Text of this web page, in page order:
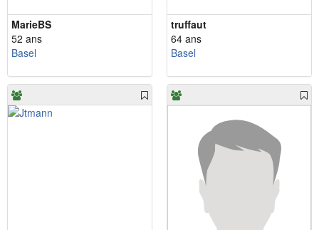
MarieBS
52 ans
Basel
truffaut
64 ans
Basel